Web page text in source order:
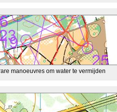
manoeuvres om water te vermijden